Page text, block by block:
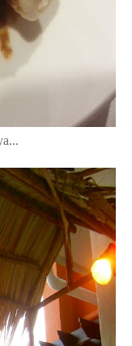
dan Kambing